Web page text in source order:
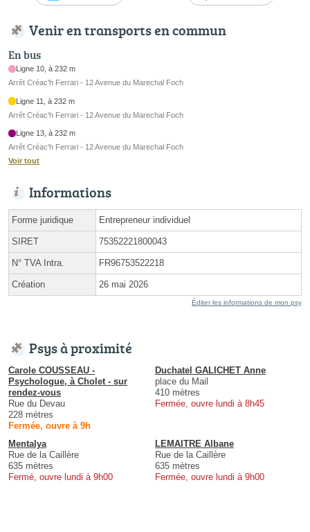
Venir en transports en commun
En bus
Ligne 10, à 232 m
Arrêt Créac'h Ferrari - 12 Avenue du Marechal Foch
Ligne 11, à 232 m
Arrêt Créac'h Ferrari - 12 Avenue du Marechal Foch
Ligne 13, à 232 m
Arrêt Créac'h Ferrari - 12 Avenue du Marechal Foch
Voir tout
Informations
Forme juridique Entrepreneur individuel
SIRET 75352221800043
N° TVA Intra. FR96753522218
Création 26 mai 2026
Éditer les informations de mon psy
Psys à proximité
Carole COUSSEAU -
Psychologue, à Cholet - sur
rendez-vous
Rue du Devau
228 mètres
Fermée, ouvre à 9h
Duchatel GALICHET Anne
place du Mail
410 mètres
Fermée, ouvre lundi à 8h45
Mentalya
Rue de la Caillère
635 mètres
Fermé, ouvre lundi à 9h00
LEMAITRE Albane
Rue de la Caillère
635 mètres
Fermée, ouvre lundi à 9h00